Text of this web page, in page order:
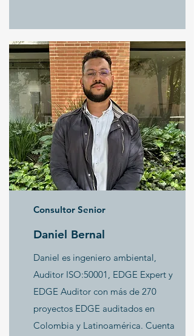
Consultor Senior
Daniel Bernal
Daniel es ingeniero ambiental,
Auditor ISO:50001, EDGE Expert y
EDGE Auditor con más de 270
proyectos EDGE auditados en
Colombia y Latinoamérica. Cuenta